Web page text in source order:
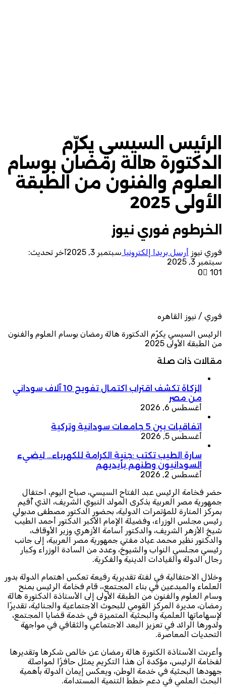
الرئيس السيسي يكرّم
الدكتورة هالة رمضان بوسام
العلوم والفنون من الطبقة
الأولى 2025
الخرطوم فوري نيوز
فوري نيوز أرسل بريدا إلكترونيا سبتمبر 3, 2025
آخر تحديث:
سبتمبر 3, 2025
0
101
فوري / نيوز القاهره
الرئيس السيسي يكرّم الدكتورة هالة رمضان بوسام العلوم والفنون
من الطبقة الأولى 2025
مقالات ذات صلة
الزكاة تكشف اقتراب اكتمال تفويج 10 آلاف سوداني
من مصر
أغسطس 6, 2026
اتفاقيات بين 5 جامعات سودانية وتركية
أغسطس 5, 2026
سارة الطيب تكتب :جنية الكرامة للكهرباء… ليضيء
السودانيون وطنهم بأيديهم
أغسطس 2, 2026
حضر فخامة الرئيس عبد الفتاح السيسي، صباح اليوم، احتفال
جمهورية مصر العربية بذكرى المولد النبوي الشريف، الذي أُقيم
بمركز المنارة للمؤتمرات الدولية، بحضور الدكتور مصطفى مدبولي
رئيس مجلس الوزراء، وفضيلة الإمام الأكبر الدكتور أحمد الطيب
شيخ الأزهر الشريف، والدكتور أسامة الأزهري وزير الأوقاف،
والدكتور نظير محمد عياد مفتي جمهورية مصر العربية، إلى جانب
رئيسي مجلسي النواب والشيوخ، وعدد من السادة الوزراء وكبار
رجال الدولة والقيادات الدينية والفكرية.
وخلال الاحتفالية في لفتة تقديرية رفيعة تعكس اهتمام الدولة بدور
العلماء والمبدعين في بناء المجتمع،، قام فخامة الرئيس بمنح
وسام العلوم والفنون من الطبقة الأولى إلى الأستاذة الدكتورة هالة
رمضان، مديرة المركز القومي للبحوث الاجتماعية والجنائية، تقديرًا
لإسهاماتها العلمية والبحثية المتميزة في خدمة قضايا المجتمع،
ولدورها الرائد في تعزيز البعد الاجتماعي والثقافي في مواجهة
التحديات المعاصرة.
وأعربت الأستاذة الكتورة هالة رمضان عن خالص شكرها وتقديرها
لفخامة الرئيس، مؤكدة أن هذا التكريم يمثل حافزًا لمواصلة
جهودها البحثية في خدمة الوطن، ويعكس إيمان الدولة بأهمية
البحث العلمي في دعم خطط التنمية المستدامة.